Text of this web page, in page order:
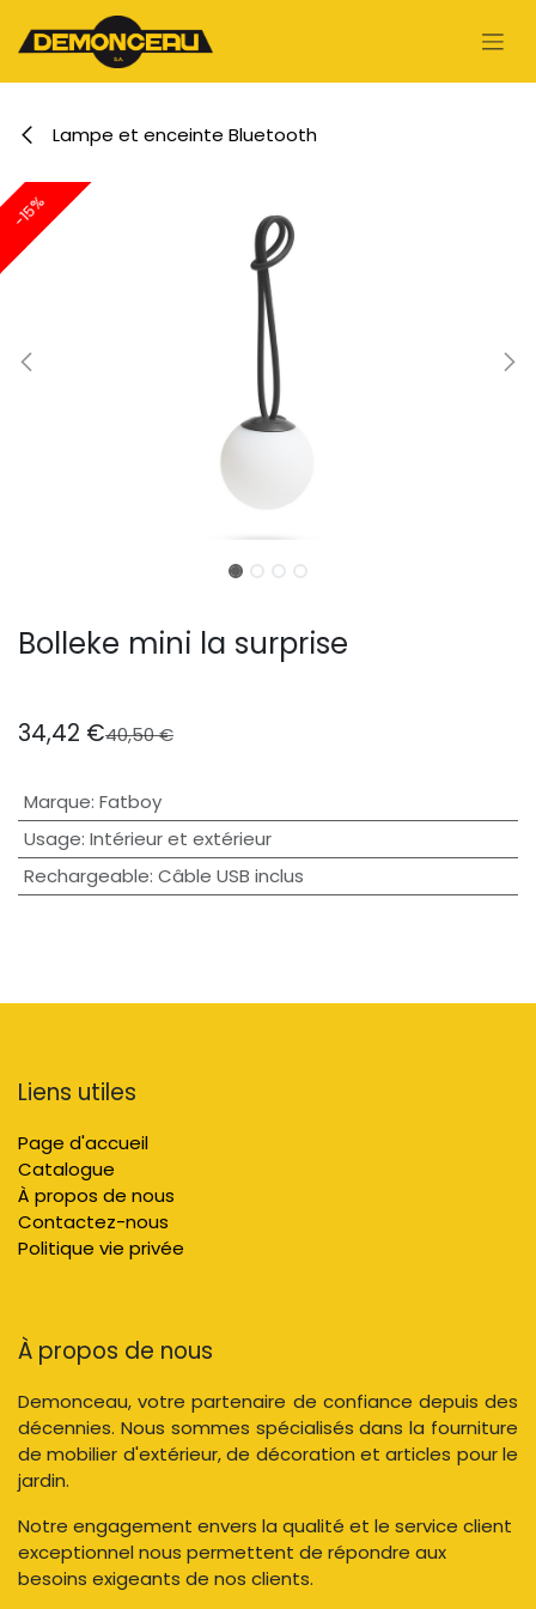
Se rendre au contenu
Lampe et enceinte Bluetooth
-15%
-15%
Bolleke mini la surprise
34,42 €40,50€
Marque: Fatboy
Usage: Intérieur et extérieur
Rechargeable: Câble USB inclus
Liens utiles
Page d'accueil
Catalogue
À propos de nous
Contactez-nous
Politique vie privée
À propos de nous
Demonceau, votre partenaire de confiance depuis des
décennies. Nous sommes spécialisés dans la fourniture
de mobilier d'extérieur, de décoration et articles pour le
jardin.
Notre engagement envers la qualité et le service client
exceptionnel nous permettent de répondre aux
besoins exigeants de nos clients.